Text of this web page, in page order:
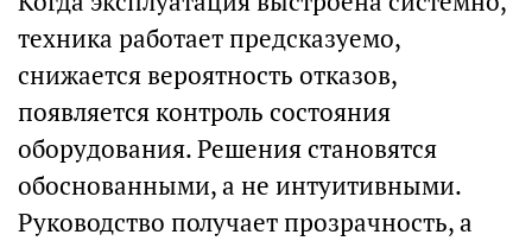
техника работает предсказуемо,
снижается вероятность отказов,
появляется контроль состояния
оборудования. Решения становятся
обоснованными, а не интуитивными.
Руководство получает прозрачность, а